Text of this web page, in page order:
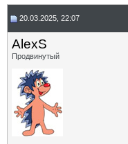
20.03.2025, 22:07
AlexS
Продвинутый